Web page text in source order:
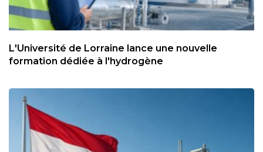
L'Université de Lorraine lance une nouvelle
formation dédiée à l'hydrogène